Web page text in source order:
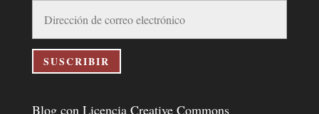
correo
electrónico
SUSCRIBIR
Blog con Licencia Creative Commons